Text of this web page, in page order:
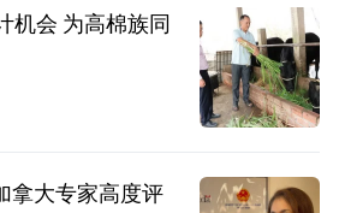
机会 为高棉族同
拿大专家高度评